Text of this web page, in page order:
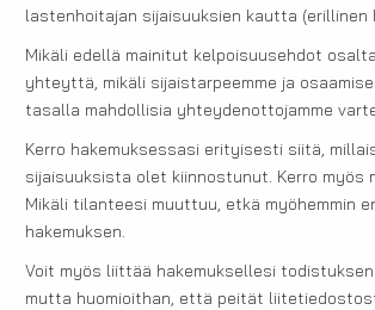
lastenhoitajan sijaisuuksien kautta (erillinen
Mikäli edellä mainitut kelpoisuusehdot
yhteyttä, mikäli sijaistarpeemme ja
tasalla mahdollisia yhteydenottojamme
Kerro hakemuksessasi erityisesti siitä,
sijaisuuksista olet kiinnostunut. Kerro
Mikäli tilanteesi muuttuu, etkä myöhemmin
hakemuksen.
Voit myös liittää hakemuksellesi
mutta huomioithan, että peität